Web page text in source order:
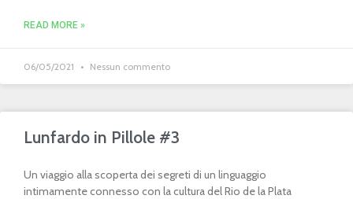
READ MORE »
06/05/2021 Nessun commento
Lunfardo in Pillole #3
Un viaggio alla scoperta dei segreti di un linguaggio
intimamente connesso con la cultura del Rio de la Plata